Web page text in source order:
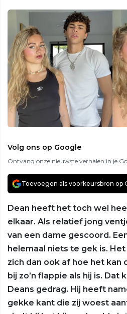
Volg ons op Google
Ontvang onze nieuwste verhalen in je
Toevoegen als voorkeursbron op
Dean heeft het toch wel
elkaar. Als relatief jong
van een dame gescoord.
helemaal niets te gek is.
zich dan ook af hoe het kan
bij zo’n flappie als hij is. Dat
Deans gedrag. Hij heeft
gekke kant die zij woest